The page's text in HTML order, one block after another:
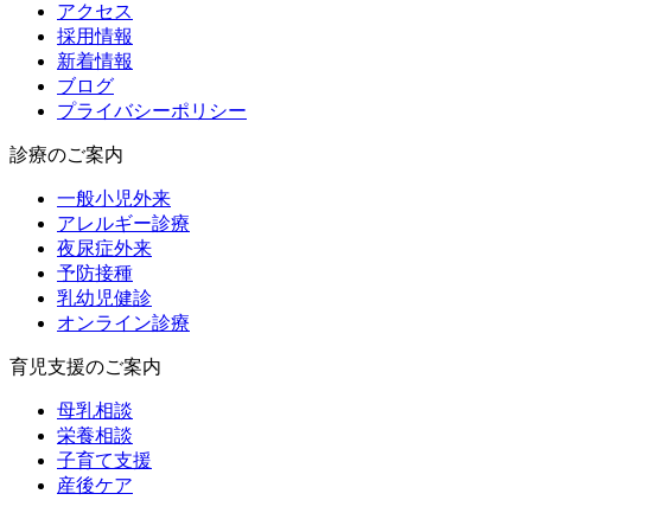
アクセス
採用情報
新着情報
ブログ
プライバシーポリシー
診療のご案内
一般小児外来
アレルギー診療
夜尿症外来
予防接種
乳幼児健診
オンライン診療
育児支援のご案内
母乳相談
栄養相談
子育て支援
産後ケア